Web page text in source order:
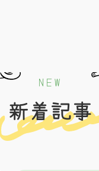
NEW
新着記事